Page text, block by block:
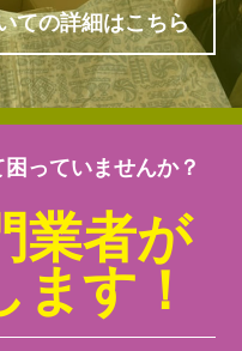
ての詳細はこちら
っていませんか？
業者が
ます！